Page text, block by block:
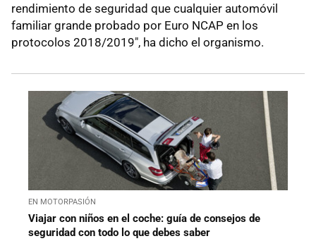
rendimiento de seguridad que cualquier automóvil
familiar grande probado por Euro NCAP en los
protocolos 2018/2019", ha dicho el organismo.
EN MOTORPASIÓN
Viajar con niños en el coche: guía de consejos de
seguridad con todo lo que debes saber